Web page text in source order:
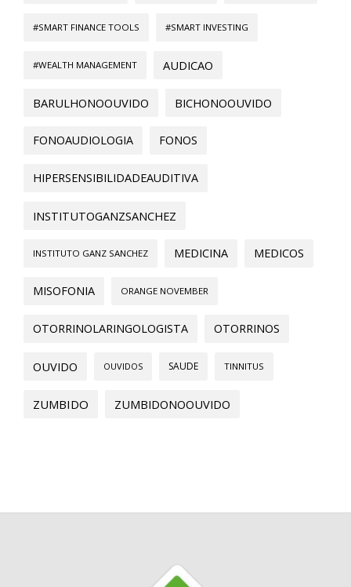
#SMART FINANCE TOOLS #SMART INVESTING
#WEALTH MANAGEMENT AUDICAO
BARULHONOOUVIDO BICHONOOUVIDO
FONOAUDIOLOGIA FONOS
HIPERSENSIBILIDADEAUDITIVA
INSTITUTOGANZSANCHEZ
INSTITUTO GANZ SANCHEZ MEDICINA MEDICOS
MISOFONIA ORANGE NOVEMBER
OTORRINOLARINGOLOGISTA OTORRINOS
OUVIDO OUVIDOS SAUDE TINNITUS
ZUMBIDO ZUMBIDONOOUVIDO